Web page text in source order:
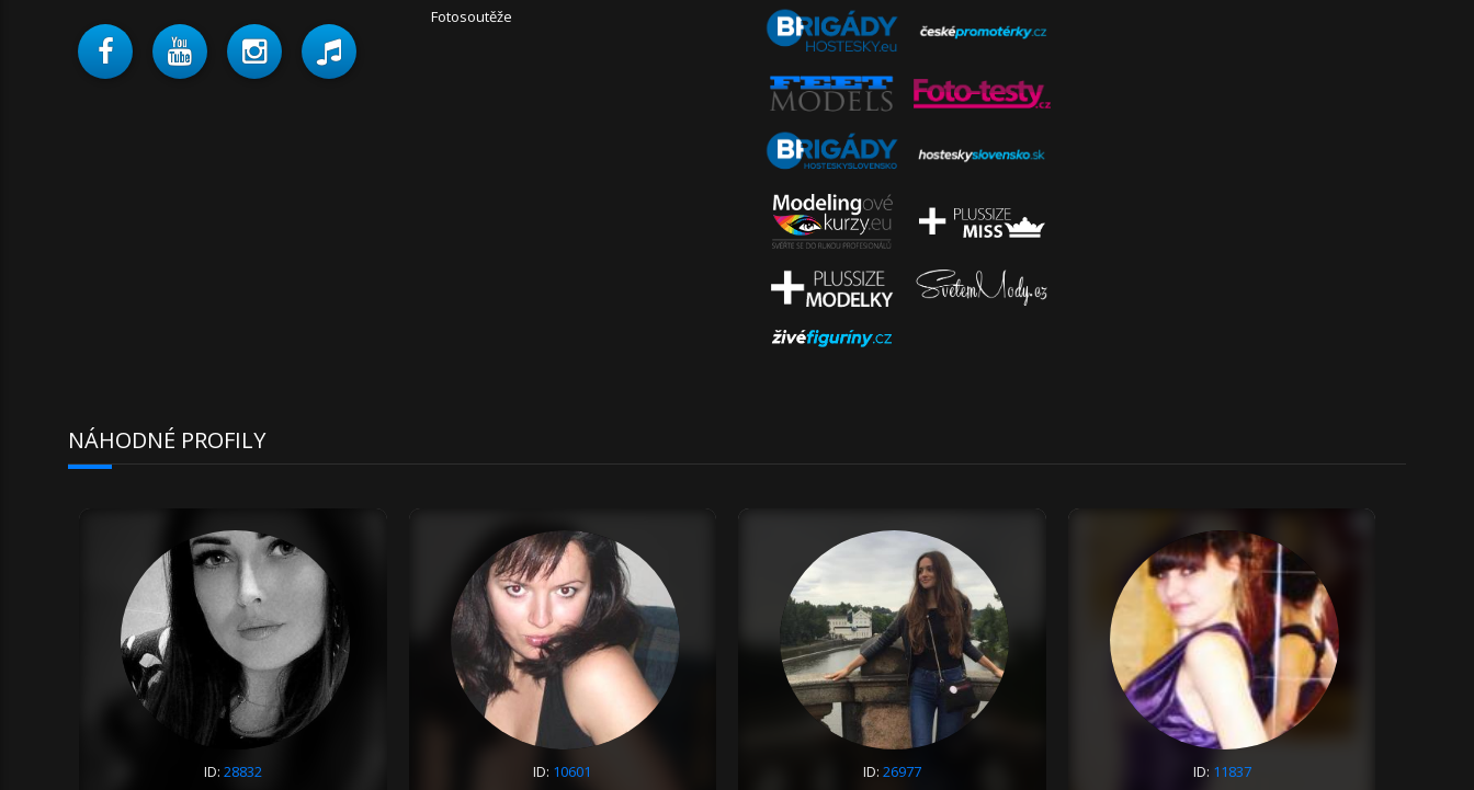
Fotosoutěže
NÁHODNÉ PROFILY
ID: 28832 ID: 10601 ID: 26977 ID: 11837